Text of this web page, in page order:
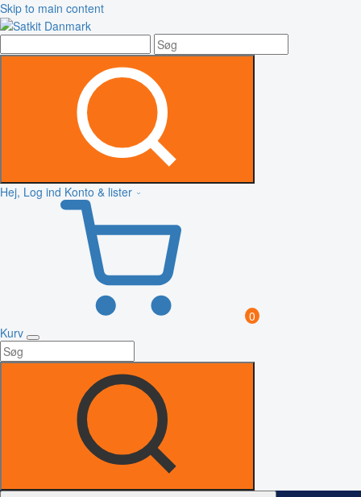
Skip to main content
Hej, Log ind Konto & lister
0
Kurv